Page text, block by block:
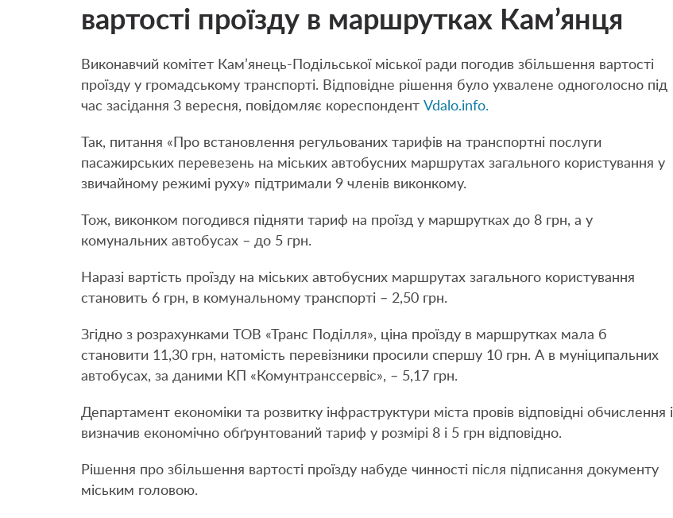
вартості проїзду в маршрутках Кам’янця
Виконавчий комітет Кам’янець-Подільської міської ради погодив збільшення вартості
проїзду у громадському транспорті. Відповідне рішення було ухвалене одноголосно під
час засідання 3 вересня, повідомляє кореспондент Vdalo.info.
Так, питання «Про встановлення регульованих тарифів на транспортні послуги
пасажирських перевезень на міських автобусних маршрутах загального користування у
звичайному режимі руху» підтримали 9 членів виконкому.
Тож, виконком погодився підняти тариф на проїзд у маршрутках до 8 грн, а у
комунальних автобусах – до 5 грн.
Наразі вартість проїзду на міських автобусних маршрутах загального користування
становить 6 грн, в комунальному транспорті – 2,50 грн.
Згідно з розрахунками ТОВ «Транс Поділля», ціна проїзду в маршрутках мала б
становити 11,30 грн, натомість перевізники просили спершу 10 грн. А в муніципальних
автобусах, за даними КП «Комунтранссервіс», – 5,17 грн.
Департамент економіки та розвитку інфраструктури міста провів відповідні обчислення і
визначив економічно обґрунтований тариф у розмірі 8 і 5 грн відповідно.
Рішення про збільшення вартості проїзду набуде чинності після підписання документу
міським головою.